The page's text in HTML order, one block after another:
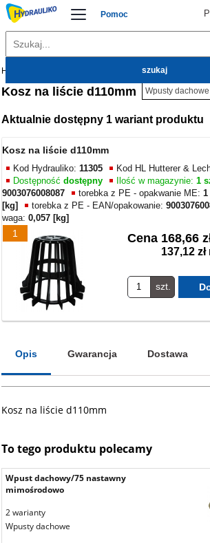
Pomoc
Hydrauliko Wpusty dachowe
Kosz na liście d110mm Wpusty dachowe
Aktualnie dostępny 1 wariant produktu
1
Kosz na liście d110mm
Kod Hydrauliko:11305 Kod HL Hutterer &
Dostępnośćdostępny Ilość w magazynie:1
9003076008087
torebka z PE - opakwanie ME:
[kg]
torebka z PE - EAN/opakowanie:
waga:0,057 [kg]
Cena 168,66
137,12
szt.
Opis Gwarancja Dostawa
Kosz na liście d110mm
To tego produktu polecamy
Wpust dachowy/75 nastawny
mimośrodowo
2 warianty
Wpusty dachowe